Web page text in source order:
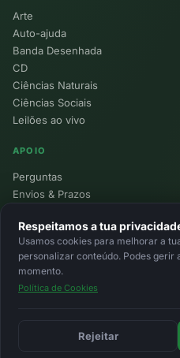
Arte
Auto-ajuda
Banda Desenhada
CD
Ciências Naturais
Ciências Sociais
Leilões ao vivo
APOIO
Perguntas
Envios & Prazos
Devoluções
Minha Conta
© 2026 Ecolivros. Todos os direitos
Respeitamos a tua
Usamos cookies para melhorar a
personalizar conteúdo. Podes gerir
momento.
Política de Cookies
Rejeitar